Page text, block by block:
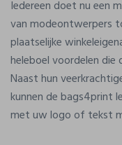
Iedereen doet nu een
van modeontwerpers
plaatselijke
heleboel voordelen die
Naast hun
kunnen de bags4print
met uw logo of tekst